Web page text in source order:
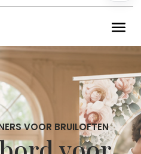
VOOR BRUILOFTEN